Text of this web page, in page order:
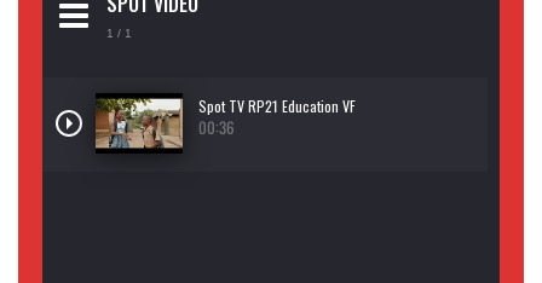
1 / 1
Spot TV RP21 Education VF
00:36